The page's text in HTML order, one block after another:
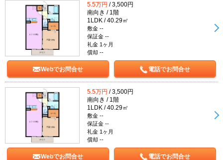
5.5万円 / 3,500円
南向き / 1階
1LDK / 40.29㎡
敷金 --
保証金 --
礼金 1ヶ月
償却 --
Webでお問合せ 電話でお問合せ
5.5万円 / 3,500円
南向き / 1階
1LDK / 40.29㎡
敷金 --
保証金 --
礼金 1ヶ月
償却 --
Webでお問合せ 電話でお問合せ